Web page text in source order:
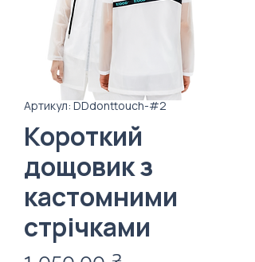
Артикул: DDdonttouch-#2
Короткий
дощовик з
кастомними
стрічками